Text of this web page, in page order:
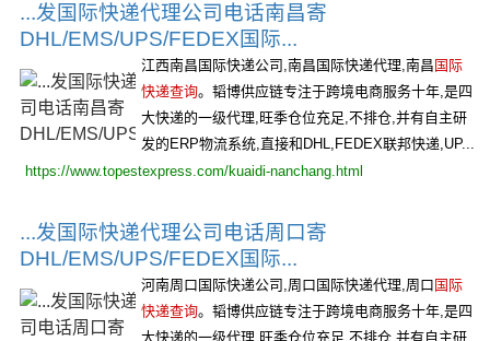
...发国际快递代理公司电话南昌寄
DHL/EMS/UPS/FEDEX国际...
江西南昌国际快递公司,南昌国际快递代理,南昌 国际
快递查询。韬博供应链专注于跨境电商服务十年,是四
大快递的一级代理,旺季仓位充足,不排仓,并有自主研
发的ERP物流系统,直接和DHL,FEDEX联邦快递,UP...
https://www.topestexpress.com/kuaidi-nanchang.html
...发国际快递代理公司电话周口寄
DHL/EMS/UPS/FEDEX国际...
河南周口国际快递公司,周口国际快递代理,周口 国际
快递查询。韬博供应链专注于跨境电商服务十年,是四
大快递的一级代理,旺季仓位充足,不排仓,并有自主研